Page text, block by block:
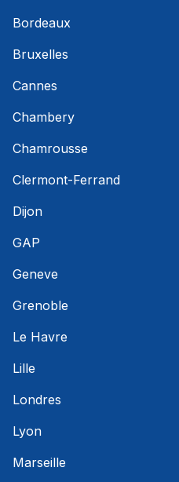
Bordeaux
Bruxelles
Cannes
Chambery
Chamrousse
Clermont-Ferrand
Dijon
GAP
Geneve
Grenoble
Le Havre
Lille
Londres
Lyon
Marseille